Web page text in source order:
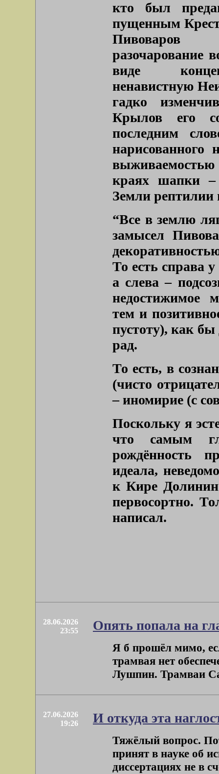
кто был
пущенным
Пивоваров
разочарование
виде
ненавистную
гадко
Крылов его
последним
нарисованного
краях шапки –
Земли рептилии
“Все в землю
замысел
То есть справа
а слева –
недостижимое
тем и
пустоту), как бы
рад.
То есть, в
(чисто
– иномирие (с
Поскольку я
что самым
рождённость
идеала,
к Кире
первосортно.
написал.
28.06.2026
23:55
Опять попала на
Я б прошёл мимо,
трамвая нет
Лушпин. Трамваи
27.06.2026
19:26
И откуда эта
Тяжёлый вопрос.
принят в науке об
диссертациях не в